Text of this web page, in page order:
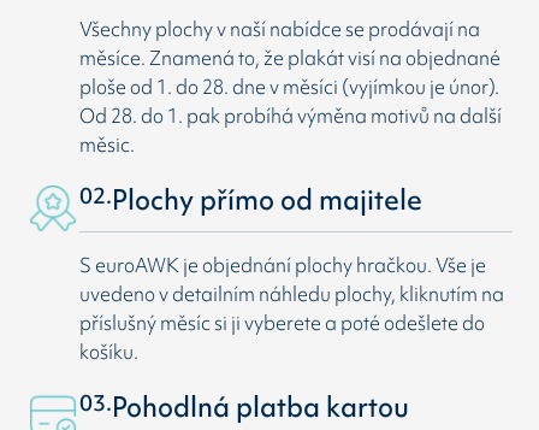
Všechny plochy v naší nabídce se prodávají na
měsíce. Znamená to, že plakát visí na objednané
ploše od 1. do 28. dne v měsíci (vyjímkou je únor).
Od 28. do 1. pak probíhá výměna motivů na další
měsic.
02.Plochy přímo od majitele
S euroAWK je objednání plochy hračkou. Vše je
uvedeno v detailním náhledu plochy, kliknutím na
příslušný měsíc si ji vyberete a poté odešlete do
košíku.
03.Pohodlná platba kartou